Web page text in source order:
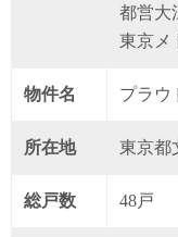
都営大
東京メ
物件名 プラウ
所在地 東京都
総戸数 48戸